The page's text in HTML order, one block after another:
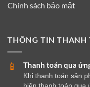
Chính sách bảo mật
THÔNG TIN THANH
📱 Thanh toán qua
Khi thanh toán sản